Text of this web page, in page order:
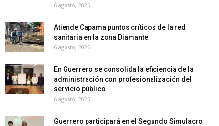
6 agosto, 2026
Atiende Capama puntos críticos de la red
sanitaria en la zona Diamante
6 agosto, 2026
En Guerrero se consolida la eficiencia de la
administración con profesionalización del
servicio público
6 agosto, 2026
Guerrero participará en el Segundo Simulacro